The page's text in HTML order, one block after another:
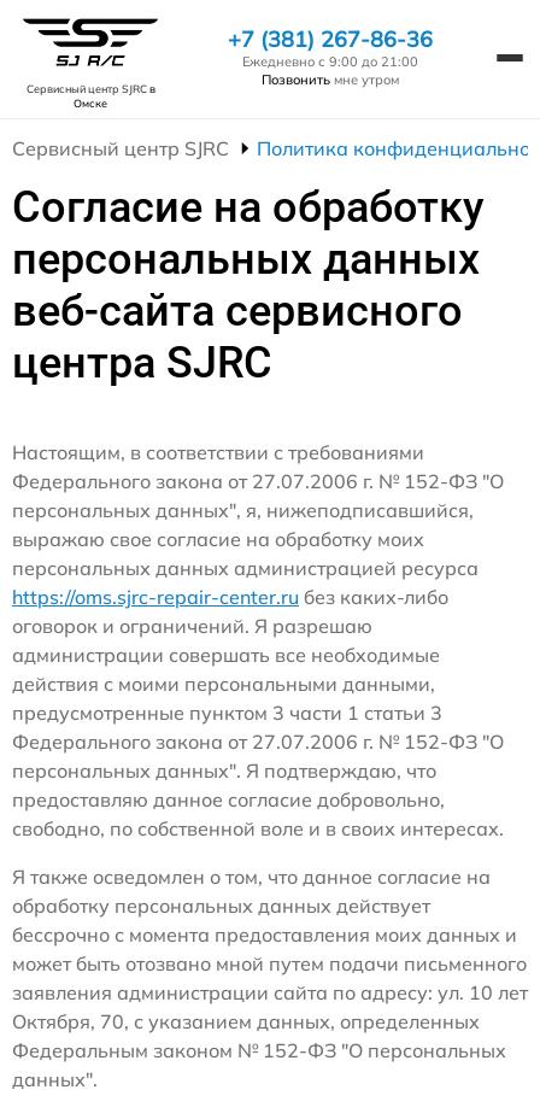
Сервисный центр SJRCв
Омске
+7 (381) 267-86-36
Ежедневно с 9:00 до 21:00
Позвонить мне утром
Сервисный центр SJRC Политика
Согласие на обработку
персональных данных
веб-сайта сервисного
центра SJRC
Настоящим, в соответствии с требованиями
Федерального закона от 27.07.2006 г. № 152-ФЗ "О
персональных данных", я, нижеподписавшийся,
выражаю свое согласие на обработку моих
персональных данных администрацией ресурса
https://oms.sjrc-repair-center.ru без каких-либо
оговорок и ограничений. Я разрешаю
администрации совершать все необходимые
действия с моими персональными данными,
предусмотренные пунктом 3 части 1 статьи 3
Федерального закона от 27.07.2006 г. № 152-ФЗ "О
персональных данных". Я подтверждаю, что
предоставляю данное согласие добровольно,
свободно, по собственной воле и в своих интересах.
Я также осведомлен о том, что данное согласие на
обработку персональных данных действует
бессрочно с момента предоставления моих данных и
может быть отозвано мной путем подачи письменного
заявления администрации сайта по адресу: ул. 10 лет
Октября, 70, с указанием данных, определенных
Федеральным законом № 152-ФЗ "О персональных
данных".